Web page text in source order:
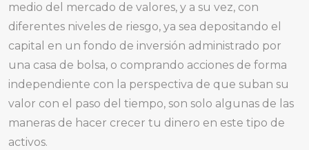
medio del mercado de valores, y a su vez, con
diferentes niveles de riesgo, ya sea depositando el
capital en un fondo de inversión administrado por
una casa de bolsa, o comprando acciones de forma
independiente con la perspectiva de que suban su
valor con el paso del tiempo, son solo algunas de las
maneras de hacer crecer tu dinero en este tipo de
activos.